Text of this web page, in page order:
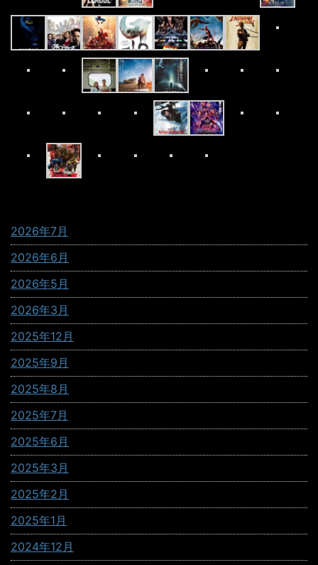
2026年7月
2026年6月
2026年5月
2026年3月
2025年12月
2025年9月
2025年8月
2025年7月
2025年6月
2025年3月
2025年2月
2025年1月
2024年12月